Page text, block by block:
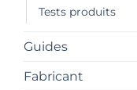
Tests produits
Guides
Fabricant